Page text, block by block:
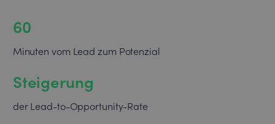
60
Minuten vom Lead zum Potenzial
Steigerung
der Lead-to-Opportunity-Rate